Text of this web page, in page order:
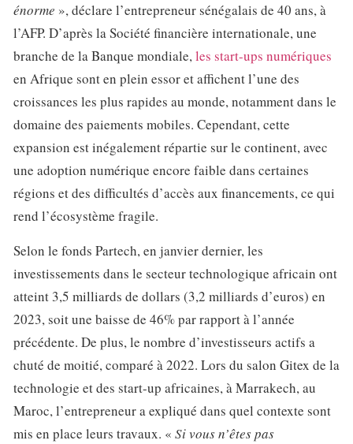
énorme », déclare l’entrepreneur sénégalais de 40 ans, à
l’AFP. D’après la Société financière internationale, une
branche de la Banque mondiale,les start-ups numériques
en Afrique sont en plein essor et affichent l’une des
croissances les plus rapides au monde, notamment dans le
domaine des paiements mobiles. Cependant, cette
expansion est inégalement répartie sur le continent, avec
une adoption numérique encore faible dans certaines
régions et des difficultés d’accès aux financements, ce qui
rend l’écosystème fragile.
Selon le fonds Partech, en janvier dernier, les
investissements dans le secteur technologique africain ont
atteint 3,5 milliards de dollars (3,2 milliards d’euros) en
2023, soit une baisse de 46% par rapport à l’année
précédente. De plus, le nombre d’investisseurs actifs a
chuté de moitié, comparé à 2022. Lors du salon Gitex de la
technologie et des start-up africaines, à Marrakech, au
Maroc, l’entrepreneur a expliqué dans quel contexte sont
mis en place leurs travaux. « Si vous n’êtes pas